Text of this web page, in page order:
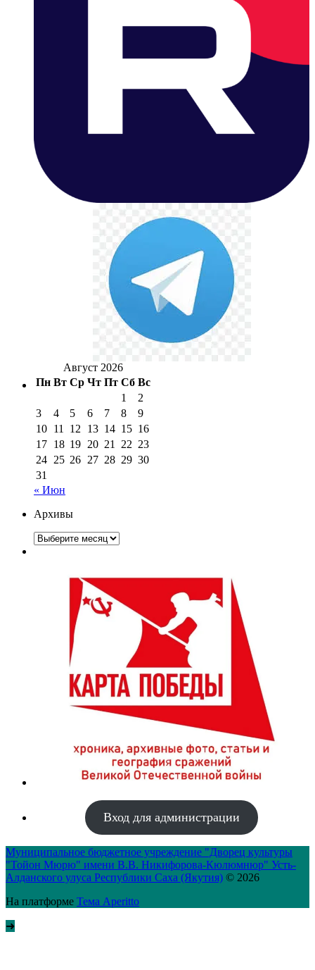
Август 2026
Пн Вт Ср Чт Пт Сб Вс
1
2
3
4 5 6 7 8
9
10 11 12 13 14 15 16
17 18 19 20 21 22 23
24 25 26 27 28 29 30
31
« Июн
Архивы
Архивы
Вход для администрации
Муниципальное бюджетное учреждение "Дворец культуры
"Тойон Мюрю" имени В.В. Никифорова-Кюлюмнюр" Усть-
Алданского улуса Республики Саха (Якутия) © 2026
На платформе Тема Aperitto
➜